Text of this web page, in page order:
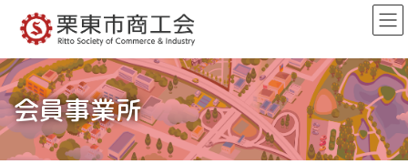
ン
ツ
へ
ス
キ
ッ
ー
シ
ョ
ン
に
移
会員事業所